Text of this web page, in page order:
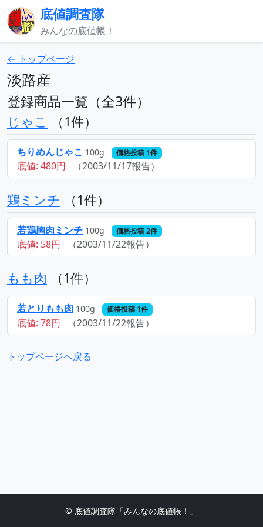
底値調査隊
みんなの底値帳！
← トップページ
淡路産
登録商品一覧（全3件）
じゃこ （1件）
ちりめんじゃこ 100g 価格投稿 1件
底値: 480円 （2003/11/17報告）
鶏ミンチ （1件）
若鶏胸肉ミンチ 100g 価格投稿 2件
底値: 58円 （2003/11/22報告）
もも肉 （1件）
若とりもも肉 100g 価格投稿 1件
底値: 78円 （2003/11/22報告）
トップページへ戻る
© 底値調査隊「みんなの底値帳！」